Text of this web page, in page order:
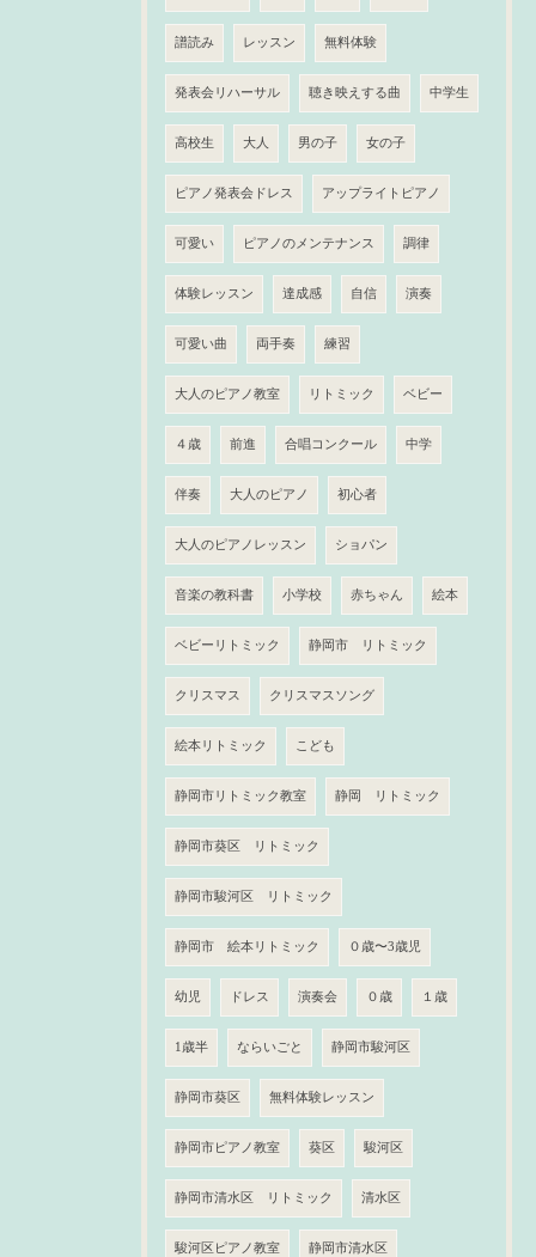
譜読み レッスン 無料体験
発表会リハーサル 聴き映えする曲 中学生
高校生 大人 男の子 女の子
ピアノ発表会ドレス アップライトピアノ
可愛い ピアノのメンテナンス 調律
体験レッスン 達成感 自信 演奏
可愛い曲 両手奏 練習
大人のピアノ教室 リトミック ベビー
４歳 前進 合唱コンクール 中学
伴奏 大人のピアノ 初心者
大人のピアノレッスン ショパン
音楽の教科書 小学校 赤ちゃん 絵本
ベビーリトミック 静岡市 リトミック
クリスマス クリスマスソング
絵本リトミック こども
静岡市リトミック教室 静岡 リトミック
静岡市葵区 リトミック
静岡市駿河区 リトミック
静岡市 絵本リトミック ０歳〜3歳児
幼児 ドレス 演奏会 ０歳 １歳
1歳半 ならいごと 静岡市駿河区
静岡市葵区 無料体験レッスン
静岡市ピアノ教室 葵区 駿河区
静岡市清水区 リトミック 清水区
駿河区ピアノ教室 静岡市清水区